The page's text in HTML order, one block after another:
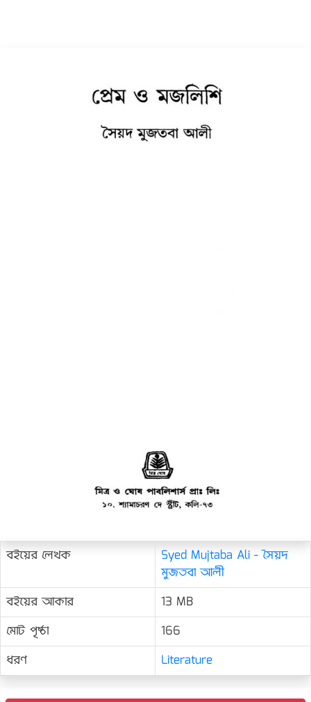
বইয়ের লেখক
Syed Mujtaba Ali - সৈয়দ
মুজতবা আলী
বইয়ের আকার
13 MB
মোট পৃষ্ঠা
166
ধরণ
Literature